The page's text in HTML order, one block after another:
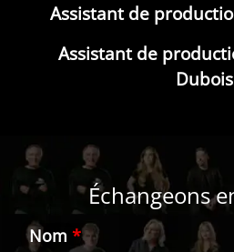
Assistant de
Assistant de
Dubois
Échangeons
Nom *